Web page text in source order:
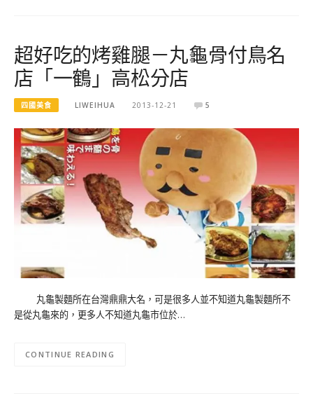
超好吃的烤雞腿－丸龜骨付鳥名
店「一鶴」高松分店
四國美食 LIWEIHUA 2013-12-21 5
丸龜製麵所在台灣鼎鼎大名，可是很多人並不知道丸龜製麵所不
是從丸龜來的，更多人不知道丸龜市位於…
CONTINUE READING